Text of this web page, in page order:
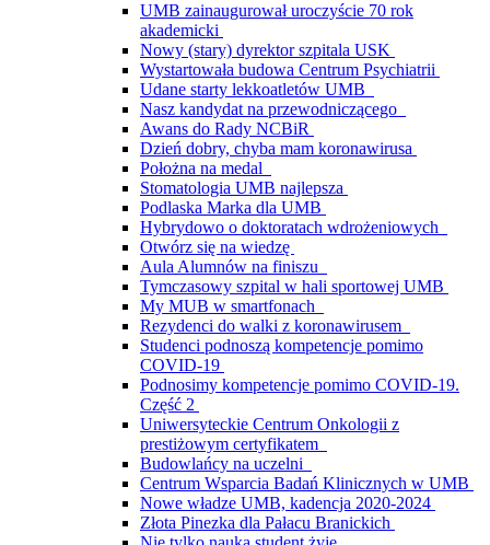
UMB zainaugurował uroczyście 70 rok
akademicki
Nowy (stary) dyrektor szpitala USK
Wystartowała budowa Centrum Psychiatrii
Udane starty lekkoatletów UMB
Nasz kandydat na przewodniczącego
Awans do Rady NCBiR
Dzień dobry, chyba mam koronawirusa
Położna na medal
Stomatologia UMB najlepsza
Podlaska Marka dla UMB
Hybrydowo o doktoratach wdrożeniowych
Otwórz się na wiedzę
Aula Alumnów na finiszu
Tymczasowy szpital w hali sportowej UMB
My MUB w smartfonach
Rezydenci do walki z koronawirusem
Studenci podnoszą kompetencje pomimo
COVID-19
Podnosimy kompetencje pomimo COVID-19.
Część 2
Uniwersyteckie Centrum Onkologii z
prestiżowym certyfikatem
Budowlańcy na uczelni
Centrum Wsparcia Badań Klinicznych w UMB
Nowe władze UMB, kadencja 2020-2024
Złota Pinezka dla Pałacu Branickich